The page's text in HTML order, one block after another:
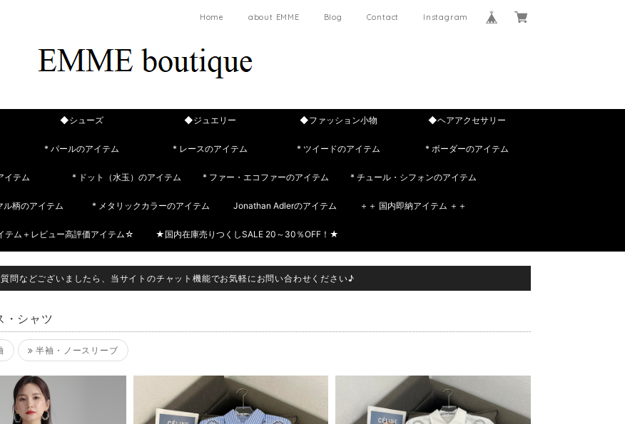
Home about EMME Blog Contact Instagram
◆シューズ ◆ジュエリー ◆ファッション小物 ◆ヘアアクセサリー
* パールのアイテム * レースのアイテム * ツイードのアイテム * ボーダーのアイテム
イテム * ドット（水玉）のアイテム * ファー・エコファーのアイテム * チュール・シフォンのアイテム
ル柄のアイテム * メタリックカラーのアイテム Jonathan Adlerのアイテム ＋＋ 国内即納アイテム ＋＋
テム＋レビュー高評価アイテム☆ ★国内在庫売りつくしSALE 20～30％OFF！★
問などございましたら、当サイトのチャット機能でお気軽にお問い合わせください♪
・シャツ
半袖・ノースリーブ